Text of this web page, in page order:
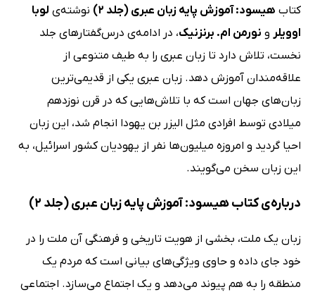
کتاب هیسود: آموزش پایه زبان عبری (جلد 2) نوشته‌ی لوبا
اوویلر و نورمن ‌ام. برنزنیک، در ادامه‌ی درس‌گفتارهای جلد
نخست، تلاش دارد تا زبان عبری را به طیف متنوعی از
علاقه‌مندان آموزش دهد. زبان عبری یکی از قدیمی‌ترین
زبان‌های جهان است که با تلاش‌هایی که در قرن نوزدهم
میلادی توسط افرادی مثل الیزر بن یهودا انجام شد، این زبان
احیا گردید و امروزه میلیون‌ها نفر از یهودیان کشور اسرائیل، به
این زبان سخن می‌گویند.
درباره‌ی کتاب هیسود: آموزش پایه زبان عبری (جلد 2)
زبان یک ملت، بخشی از هویت تاریخی و فرهنگی آن ملت را در
خود جای داده و حاوی ویژگی‌های بیانی است که مردم یک
منطقه را به هم پیوند می‌دهد و یک اجتماع می‌سازد. اجتماعی